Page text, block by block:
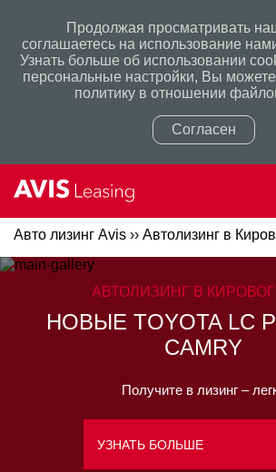
Продолжая просматривать
соглашаетесь на использование
Узнать больше об использовании
персональные настройки, Вы
политику в отношении
Согласен
Авто лизинг Avis ›› Автолизинг в
АВТОЛИЗИНГ В
НОВЫЕ TOYOTA LC
CAMRY
Получите в лизинг –
УЗНАТЬ БОЛЬШЕ
Политикой
Политикой